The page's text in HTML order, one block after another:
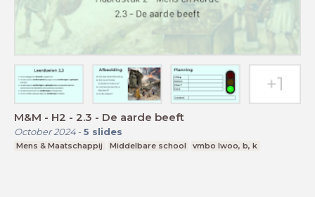
M&M - H2 - 2.3 - De aarde beeft
October 2024- 5 slides
Mens & Maatschappij Middelbare school vmbo lwoo, b, k